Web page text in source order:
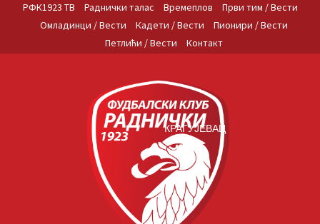
РФК1923 ТВ Раднички талас Времеплов
Први тим / Вести
Омладинци / Вести
Кадети / Вести
Пионири / Вести
Петлићи / Вести
Контакт
КРАГУЈЕВАЦ